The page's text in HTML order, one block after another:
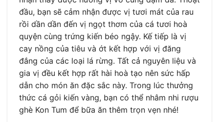
đầu, bạn sẽ cảm nhận được vị tươi mát của rau
rồi dần dần đến vị ngọt thơm của cá tươi hoà
quyện cùng trứng kiến béo ngậy. Kế tiếp là vị
cay nồng của tiêu và ớt kết hợp với vị đăng
đắng của các loại lá rừng. Tất cả nguyên liệu và
gia vị đều kết hợp rất hài hoà tạo nên sức hấp
dẫn cho món ăn đặc sắc này. Trong lúc thưởng
thức cá gỏi kiến vàng, bạn có thể nhâm nhi rượu
ghè Kon Tum để bữa ăn thêm trọn vẹn nhé!